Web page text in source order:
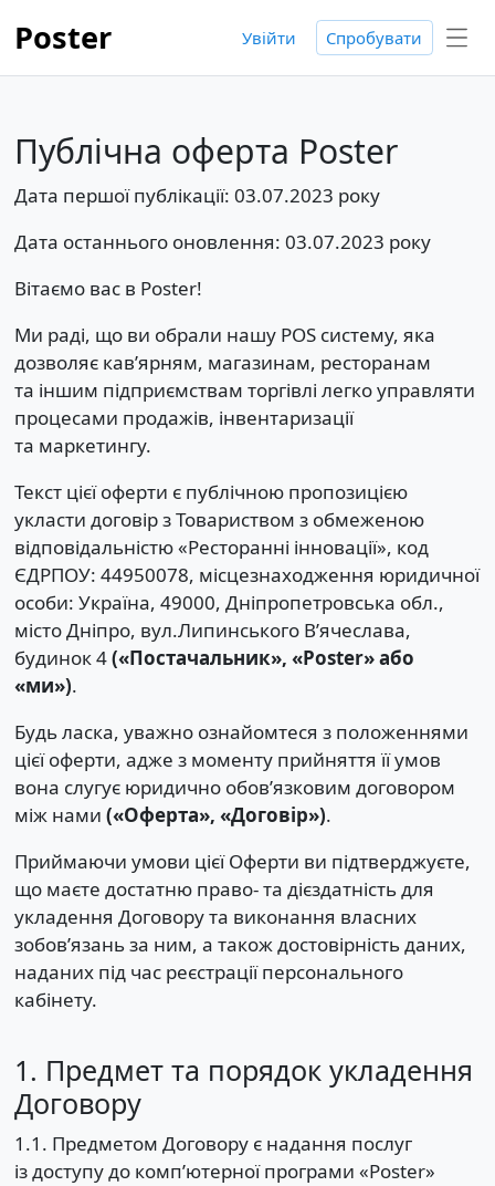
Poster Увійти Спробувати
Публічна оферта Poster
Дата першої публікації: 03.07.2023 року
Дата останнього оновлення: 03.07.2023 року
Вітаємо вас в Poster!
Ми раді, що ви обрали нашу POS систему, яка
дозволяє кав’ярням, магазинам, ресторанам
та іншим підприємствам торгівлі легко управляти
процесами продажів, інвентаризації
та маркетингу.
Текст цієї оферти є публічною пропозицією
укласти договір з Товариством з обмеженою
відповідальністю «Ресторанні інновації», код
ЄДРПОУ: 44950078, місцезнаходження юридичної
особи: Україна, 49000, Дніпропетровська обл.,
місто Дніпро, вул.Липинського В’ячеслава,
будинок 4(«Постачальник», «Poster» або
«ми»).
Будь ласка, уважно ознайомтеся з положеннями
цієї оферти, адже з моменту прийняття її умов
вона слугує юридично обов’язковим договором
між нами («Оферта», «Договір»).
Приймаючи умови цієї Оферти ви підтверджуєте,
що маєте достатню право- та дієздатність для
укладення Договору та виконання власних
зобовʼязань за ним, а також достовірність даних,
наданих під час реєстрації персонального
кабінету.
1. Предмет та порядок укладення
Договору
1.1. Предметом Договору є надання послуг
із доступу до комп’ютерної програми «Poster»